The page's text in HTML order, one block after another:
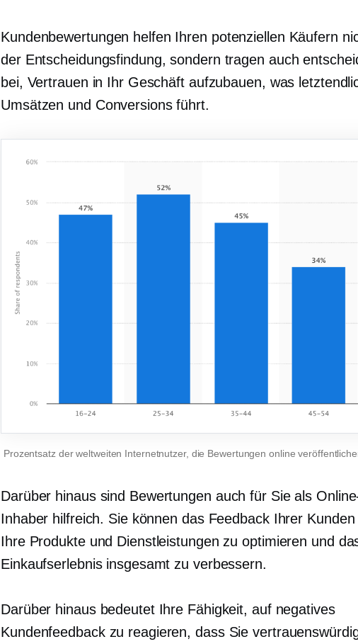
Kundenbewertungen helfen Ihren potenziellen Käufern
der Entscheidungsfindung, sondern tragen auch
bei, Vertrauen in Ihr Geschäft aufzubauen, was
Umsätzen und Conversions führt.
Prozentsatz der weltweiten Internetnutzer, die Bewertungen online
Darüber hinaus sind Bewertungen auch für Sie als
Inhaber hilfreich. Sie können das Feedback Ihrer
Ihre Produkte und Dienstleistungen zu optimieren und
Einkaufserlebnis insgesamt zu verbessern.
Darüber hinaus bedeutet Ihre Fähigkeit, auf negatives
Kundenfeedback zu reagieren, dass Sie